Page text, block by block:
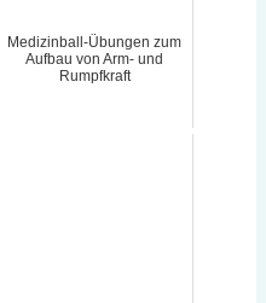
Medizinball-Übungen zum
Aufbau von Arm- und
Rumpfkraft